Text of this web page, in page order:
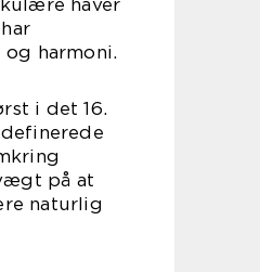
haver
harmoni.
i det 16.
på at
naturlig